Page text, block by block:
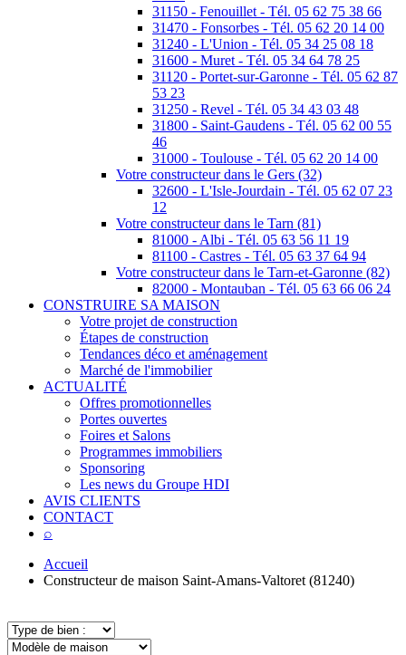
31150 - Fenouillet - Tél. 05 62 75 38 66
31470 - Fonsorbes - Tél. 05 62 20 14 00
31240 - L'Union - Tél. 05 34 25 08 18
31600 - Muret - Tél. 05 34 64 78 25
31120 - Portet-sur-Garonne - Tél. 05 62 87
53 23
31250 - Revel - Tél. 05 34 43 03 48
31800 - Saint-Gaudens - Tél. 05 62 00 55
46
31000 - Toulouse - Tél. 05 62 20 14 00
Votre constructeur dans le Gers (32)
32600 - L'Isle-Jourdain - Tél. 05 62 07 23
12
Votre constructeur dans le Tarn (81)
81000 - Albi - Tél. 05 63 56 11 19
81100 - Castres - Tél. 05 63 37 64 94
Votre constructeur dans le Tarn-et-Garonne (82)
82000 - Montauban - Tél. 05 63 66 06 24
CONSTRUIRE SA MAISON
Votre projet de construction
Étapes de construction
Tendances déco et aménagement
Marché de l'immobilier
ACTUALITÉ
Offres promotionnelles
Portes ouvertes
Foires et Salons
Programmes immobiliers
Sponsoring
Les news du Groupe HDI
AVIS CLIENTS
CONTACT
⌕
Accueil
Constructeur de maison Saint-Amans-Valtoret (81240)